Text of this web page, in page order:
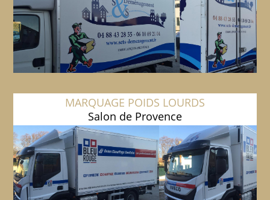
MARQUAGE POIDS LOURDS
Salon de Provence